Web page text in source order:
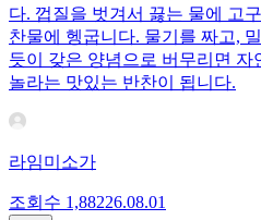
다. 껍질을 벗겨서 끓는 물에 고
찬물에 헹굽니다. 물기를 짜고,
듯이 갖은 양념으로 버무리면 자
놀라는 맛있는 반찬이 됩니다.
라임미소가
조회수 1,88226.08.01